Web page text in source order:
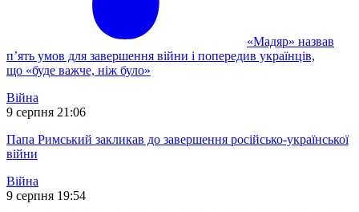
«Мадяр» назвав
п’ять умов для завершення війни і попередив українців,
що «буде важче, ніж було»
Війна
9 серпня 21:06
Папа Римський закликав до завершення російсько-української
війни
Війна
9 серпня 19:54